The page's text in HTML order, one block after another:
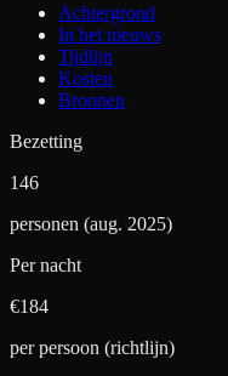
Achtergrond
In het nieuws
Tijdlijn
Kosten
Bronnen
Bezetting
146
personen (aug. 2025)
Per nacht
€184
per persoon (richtlijn)